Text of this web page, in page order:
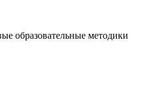
образовательные методики